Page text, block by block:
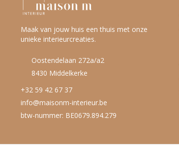
Maak van jouw huis een thuis met onze
unieke interieurcreaties.
Oostendelaan 272a/a2
8430 Middelkerke
+32 59 42 67 37
info@maisonm-interieur.be
btw-nummer: BE0679.894.279